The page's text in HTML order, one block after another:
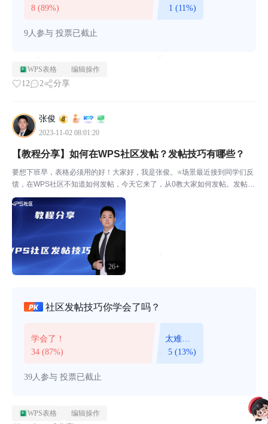
8 (89%)
会！
1 (11%)
9人参与 投票已截止
WPS表格 编辑操作
12 2 分享
张俊
2023-11-02 08:01:20
26+
【教程分享】如何在WPS社区发帖？发帖技巧有哪些？
要想下班早，表格必须用的好！大家好，我是张俊。⭐场景最近接到同学们反
馈，在WPS社区不知道如何发帖，今天它来了，从0教大家如何发帖。发帖入
口访问WPS社区：https://home.wps.cn/，登录账户后，在头像旁边点击“发
布”下拉按钮中“发帖子”或“...
社区发帖技巧你学会了吗？
学会了！
34 (87%)
太难
了！
5 (13%)
39人参与 投票已截止
WPS表格 编辑操作